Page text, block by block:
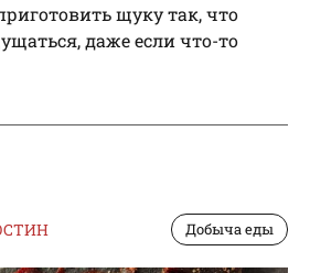
щуку так, что
даже если что-то
Добыча еды